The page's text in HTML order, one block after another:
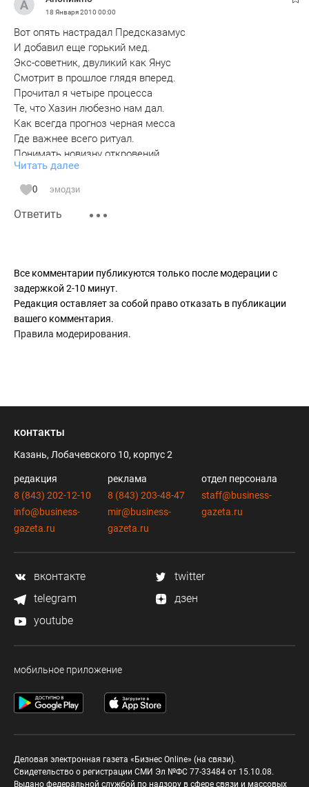
18 Января 2010 00:00
Вот опять настрадал Предсказамус
И добавил еще горький мед.
Экс-советник, двуликий как Янус
Смотрит в прошлое глядя вперед.
Прочитал я четыре процесса
Те, что Хазин любезно нам дал.
Как всегда прогноз черная месса
Где важнее всего ритуал.
Понимать новизну откровений
Видно лишь посвященным дано.
Я не понял, закроюсь без прений,
I’ll be back он сказал все равно.
16.01.2010
Читать далее
0 эмодзи
Ответить
Все комментарии публикуются только после модерации с
задержкой 2-10 минут.
Редакция оставляет за собой право отказать в публикации
вашего комментария.
Правила модерирования.
контакты
Казань, Лобачевского 10, корпус 2
редакция
8 (843) 202-12-10
info@business-
gazeta.ru
реклама
8 (843) 203-48-47
mir@business-
gazeta.ru
отдел персонала
staff@business-
gazeta.ru
вконтакте
twitter
telegram
дзен
youtube
мобильное приложение
Деловая электронная газета «Бизнес Online» (на связи).
Свидетельство о регистрации СМИ Эл №ФС 77-33484 от 15.10.08.
Выдано федеральной службой по надзору в сфере связи и массовых